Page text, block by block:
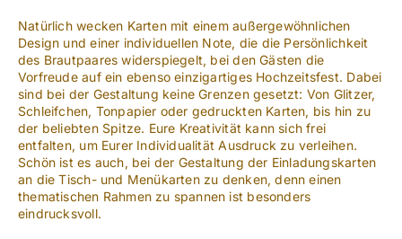
Natürlich wecken Karten mit einem außergewöhnlichen
Design und einer individuellen Note, die die Persönlichkeit
des Brautpaares widerspiegelt, bei den Gästen die
Vorfreude auf ein ebenso einzigartiges Hochzeitsfest. Dabei
sind bei der Gestaltung keine Grenzen gesetzt: Von Glitzer,
Schleifchen, Tonpapier oder gedruckten Karten, bis hin zu
der beliebten Spitze. Eure Kreativität kann sich frei
entfalten, um Eurer Individualität Ausdruck zu verleihen.
Schön ist es auch, bei der Gestaltung der Einladungskarten
an die Tisch- und Menükarten zu denken, denn einen
thematischen Rahmen zu spannen ist besonders
eindrucksvoll.